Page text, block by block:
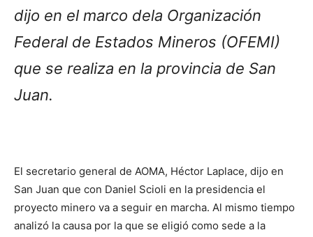
dijo en el marco dela Organización
Federal de Estados Mineros (OFEMI)
que se realiza en la provincia de San
Juan.
El secretario general de AOMA, Héctor Laplace, dijo en
San Juan que con Daniel Scioli en la presidencia el
proyecto minero va a seguir en marcha. Al mismo tiempo
analizó la causa por la que se eligió como sede a la